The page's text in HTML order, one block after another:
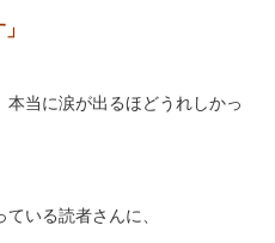
当に涙が出るほどうれしかっ
いる読者さんに、